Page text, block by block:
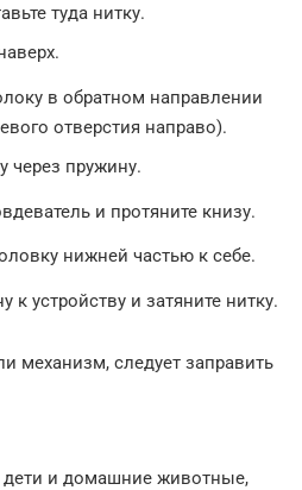
туда нитку.
в обратном направлении
отверстия направо).
через пружину.
и протяните книзу.
нижней частью к себе.
к устройству и затяните нитку.
механизм, следует заправить
и домашние животные,